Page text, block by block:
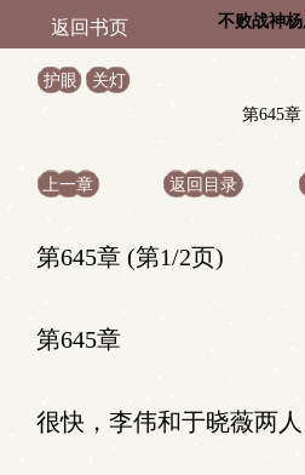
返回书页 不败战神杨
护眼 关灯
第645章
上一章 返回目录
第645章 (第1/2页)
第645章
很快，李伟和于晓薇两人